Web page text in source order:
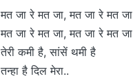
मत जा रे मत जा, मत जा रे मत जा
मत जा रे मत जा, मत जा रे मत जा
तेरी कमी है, सांसें थमी है
तन्हा है दिल मेरा..